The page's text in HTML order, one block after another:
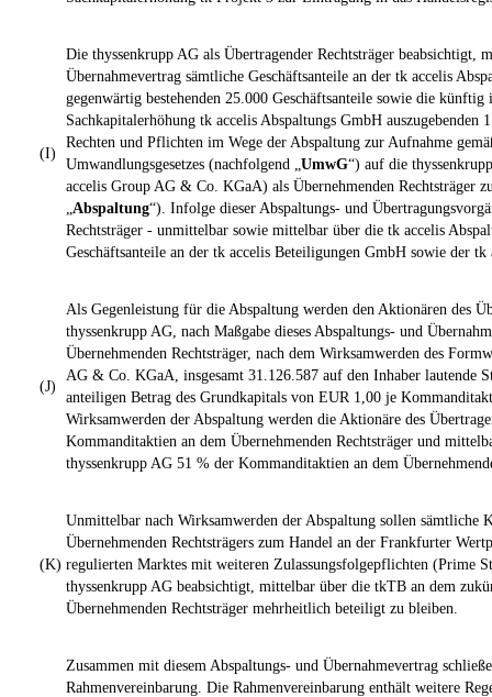
(I)
Die thyssenkrupp AG als Übertragender Rechtsträger beabsichtigt,
Übernahmevertrag sämtliche Geschäftsanteile an der tk accelis
gegenwärtig bestehenden 25.000 Geschäftsanteile sowie die künftig
Sachkapitalerhöhung tk accelis Abspaltungs GmbH auszugebenden
Rechten und Pflichten im Wege der Abspaltung zur Aufnahme
Umwandlungsgesetzes (nachfolgend „ UmwG“) auf die
accelis Group AG & Co. KGaA) als Übernehmenden Rechtsträger
Abspaltung“). Infolge dieser Abspaltungs- und
Rechtsträger - unmittelbar sowie mittelbar über die tk accelis
Geschäftsanteile an der tk accelis Beteiligungen GmbH sowie der
(J)
Als Gegenleistung für die Abspaltung werden den Aktionären des
thyssenkrupp AG, nach Maßgabe dieses Abspaltungs- und
Übernehmenden Rechtsträger, nach dem Wirksamwerden des
AG & Co. KGaA, insgesamt 31.126.587 auf den Inhaber lautende
anteiligen Betrag des Grundkapitals von EUR 1,00 je
Wirksamwerden der Abspaltung werden die Aktionäre des
Kommanditaktien an dem Übernehmenden Rechtsträger und
thyssenkrupp AG 51 % der Kommanditaktien an dem
(K)
Unmittelbar nach Wirksamwerden der Abspaltung sollen sämtliche
Übernehmenden Rechtsträgers zum Handel an der Frankfurter
regulierten Marktes mit weiteren Zulassungsfolgepflichten (Prime
thyssenkrupp AG beabsichtigt, mittelbar über die tkTB an dem
Übernehmenden Rechtsträger mehrheitlich beteiligt zu bleiben.
Zusammen mit diesem Abspaltungs- und Übernahmevertrag
Rahmenvereinbarung. Die Rahmenvereinbarung enthält weitere